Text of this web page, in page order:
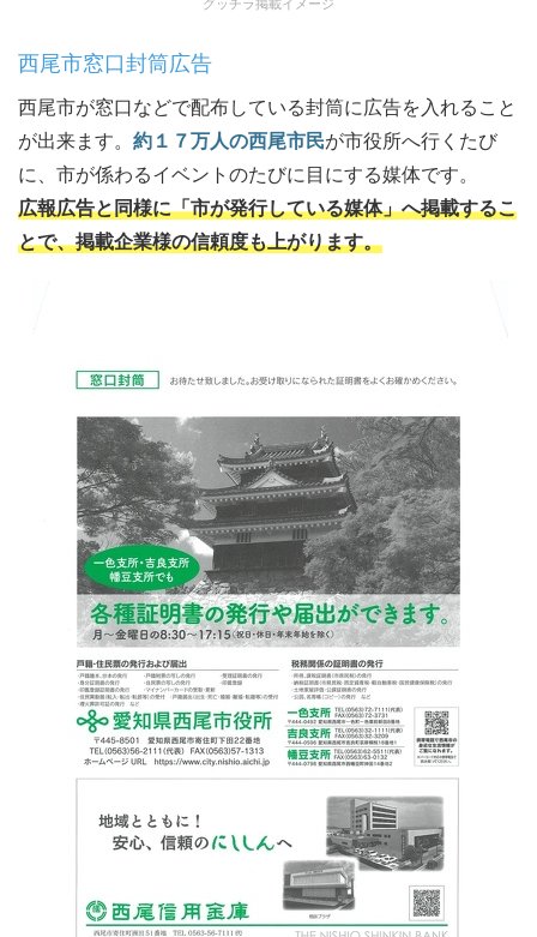
グッチラ掲載イメージ
西尾市窓口封筒広告
西尾市が窓口などで配布している封筒に広告を入れること
が出来ます。 約１７万人の西尾市民が市役所へ行くたび
に、市が係わるイベントのたびに目にする媒体です。
広報広告と同様に「市が発行している媒体」へ掲載するこ
とで、掲載企業様の信頼度も上がります。